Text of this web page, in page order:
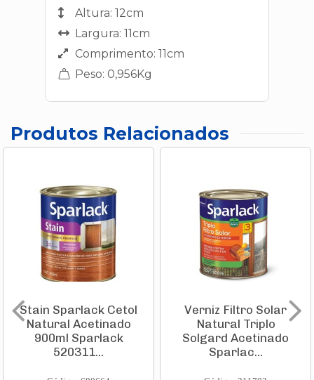
Altura: 12cm
Largura: 11cm
Comprimento: 11cm
Peso: 0,956Kg
Produtos Relacionados
Stain Sparlack Cetol
Natural Acetinado
900ml Sparlack
520311...
Verniz Filtro Solar
Natural Triplo
Solgard Acetinado
Sparlac...